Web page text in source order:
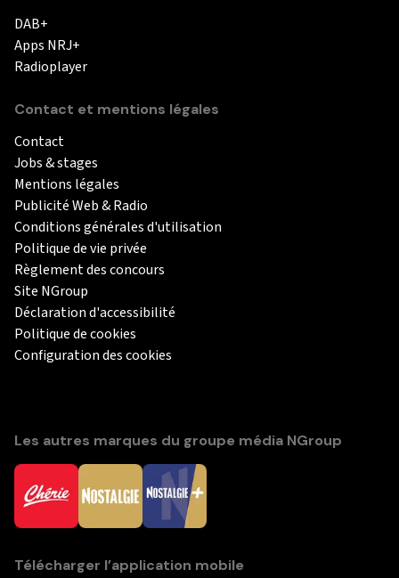
DAB+
Apps NRJ+
Radioplayer
Contact et mentions légales
Contact
Jobs & stages
Mentions légales
Publicité Web & Radio
Conditions générales d'utilisation
Politique de vie privée
Règlement des concours
Site NGroup
Déclaration d'accessibilité
Politique de cookies
Configuration des cookies
Les autres marques du groupe média NGroup
Télécharger l’application mobile